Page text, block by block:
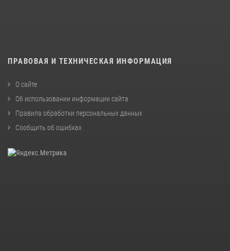
ПРАВОВАЯ И ТЕХНИЧЕСКАЯ ИНФОРМАЦИЯ
О сайте
Об использовании информации сайта
Правила обработки персональных данных
Сообщить об ошибках